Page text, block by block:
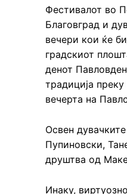
Фестивалот во
Благовград и
вечери кои ќе
градскиот
денот
традиција
вечерта на
Освен
Пупиновски,
друштва од
Инаку,